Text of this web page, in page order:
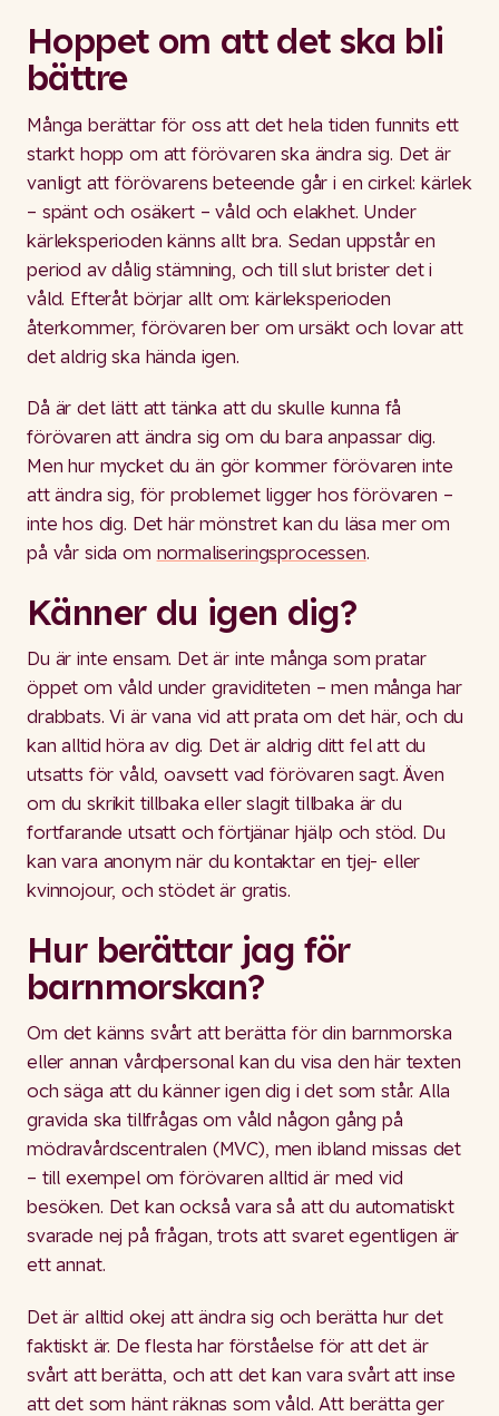
Hoppet om att det ska bli
bättre
Många berättar för oss att det hela tiden funnits ett
starkt hopp om att förövaren ska ändra sig. Det är
vanligt att förövarens beteende går i en cirkel: kärlek
– spänt och osäkert – våld och elakhet. Under
kärleksperioden känns allt bra. Sedan uppstår en
period av dålig stämning, och till slut brister det i
våld. Efteråt börjar allt om: kärleksperioden
återkommer, förövaren ber om ursäkt och lovar att
det aldrig ska hända igen.
Då är det lätt att tänka att du skulle kunna få
förövaren att ändra sig om du bara anpassar dig.
Men hur mycket du än gör kommer förövaren inte
att ändra sig, för problemet ligger hos förövaren –
inte hos dig. Det här mönstret kan du läsa mer om
på vår sida om normaliseringsprocessen.
Känner du igen dig?
Du är inte ensam. Det är inte många som pratar
öppet om våld under graviditeten – men många har
drabbats. Vi är vana vid att prata om det här, och du
kan alltid höra av dig. Det är aldrig ditt fel att du
utsatts för våld, oavsett vad förövaren sagt. Även
om du skrikit tillbaka eller slagit tillbaka är du
fortfarande utsatt och förtjänar hjälp och stöd. Du
kan vara anonym när du kontaktar en tjej- eller
kvinnojour, och stödet är gratis.
Hur berättar jag för
barnmorskan?
Om det känns svårt att berätta för din barnmorska
eller annan vårdpersonal kan du visa den här texten
och säga att du känner igen dig i det som står. Alla
gravida ska tillfrågas om våld någon gång på
mödravårdscentralen (MVC), men ibland missas det
– till exempel om förövaren alltid är med vid
besöken. Det kan också vara så att du automatiskt
svarade nej på frågan, trots att svaret egentligen är
ett annat.
Det är alltid okej att ändra sig och berätta hur det
faktiskt är. De flesta har förståelse för att det är
svårt att berätta, och att det kan vara svårt att inse
att det som hänt räknas som våld. Att berätta ger